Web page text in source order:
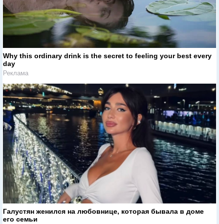
Why this ordinary drink is the secret to feeling your best every
day
Реклама
Галустян женился на любовнице, которая бывала в доме
его семьи